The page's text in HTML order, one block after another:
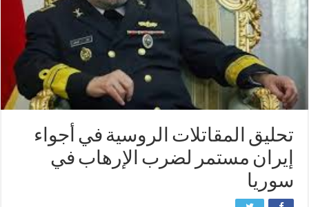
تحليق المقاتلات الروسية في أجواء
إيران مستمر لضرب الإرهاب في
سوريا